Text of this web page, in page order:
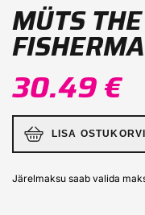
MÜTS
30.49 €
LISA OSTUKORVI
Järelmaksu saab valida